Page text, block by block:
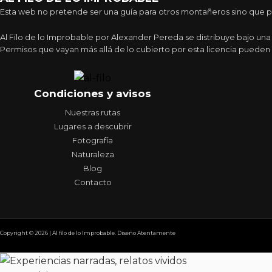
Esta web no pretende ser una guía para otros montañeros sino que
Al Filo de lo Improbable por Alexander Pereda se distribuye bajo
Permisos que vayan más allá de lo cubierto por esta licencia
Condiciones y avisos
Nuestras rutas
Lugares a descubrir
Fotografía
Naturaleza
Blog
Contacto
Copyright © 2026 | Al filo de lo Improbable. Diseño Atentamente